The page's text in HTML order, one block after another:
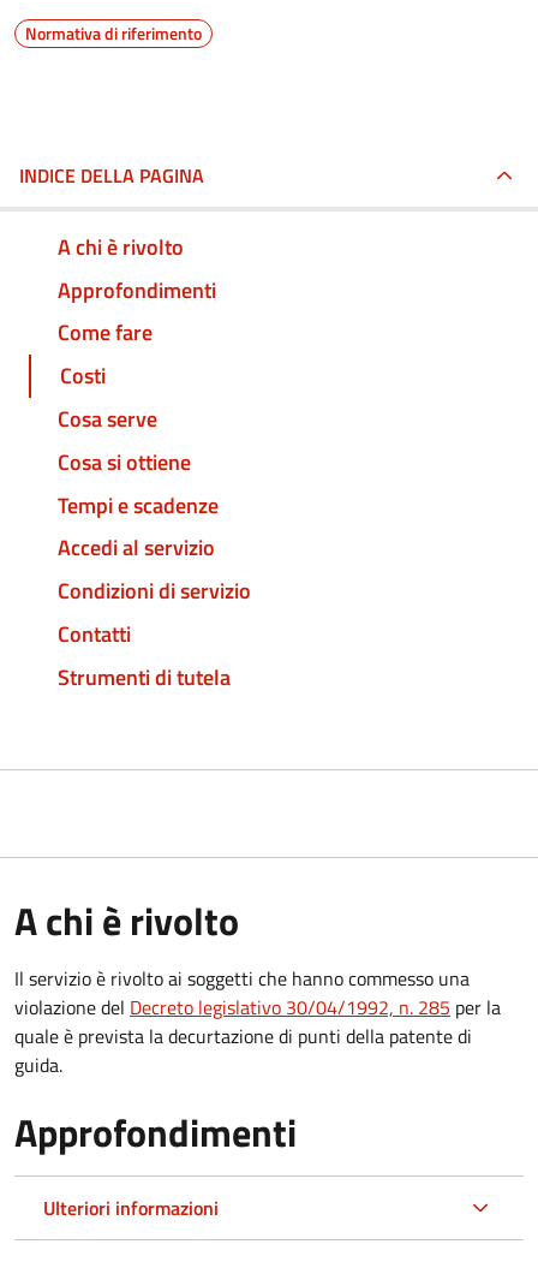
Normativa di riferimento
INDICE DELLA PAGINA
A chi è rivolto
Approfondimenti
Come fare
Costi
Cosa serve
Cosa si ottiene
Tempi e scadenze
Accedi al servizio
Condizioni di servizio
Contatti
Strumenti di tutela
A chi è rivolto
Il servizio è rivolto ai soggetti che hanno commesso una
violazione del Decreto legislativo 30/04/1992, n. 285 per la
quale è prevista la decurtazione di punti della patente di
guida.
Approfondimenti
Ulteriori informazioni